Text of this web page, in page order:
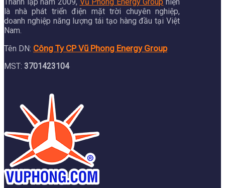
là nhà phát triển điện mặt trời chuyên nghiệp,
doanh nghiệp năng lượng tái tạo hàng đầu tại Việt
Nam.
Tên DN: Công Ty CP Vũ Phong Energy Group
MST: 3701423104